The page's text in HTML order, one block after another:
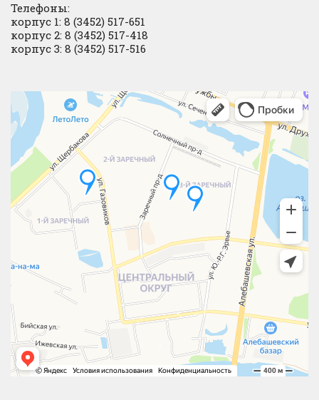
Телефоны:
корпус 1: 8 (3452) 517-651
корпус 2: 8 (3452) 517-418
корпус 3: 8 (3452) 517-516